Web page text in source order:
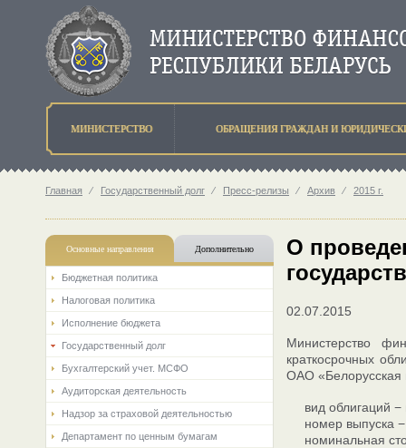
МИНИСТЕРСТВО ОБРАЩЕНИЯ ГРАЖДАН И
Главная ⁄ Государственный долг ⁄ Пресс-релизы ⁄ Архив ⁄ 2015 г.
Основные направления Дополнительно
Бюджетная политика
Налоговая политика
Исполнение бюджета
Государственный долг
Бухгалтерский учет. МСФО
Аудиторская деятельность
Надзор за страховой деятельностью
Департамент по ценным бумагам
O
02.07.2015
Министерство
краткосрочных
ОАО «Белорусская
вид облигаций
номер выпуска
номинальная